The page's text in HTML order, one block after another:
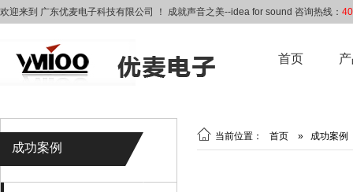
欢迎来到 广东优麦电子科技有限公司 ！ 成就声音之美--idea for sound 咨询热线：
首页
成功案例
 当前位置： 首页 » 成功案例